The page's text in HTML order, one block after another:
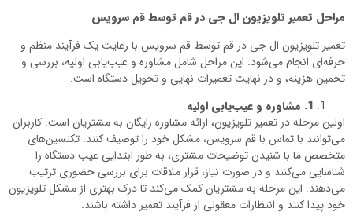
مراحل تعمیر تلویزیون ال جی در قم توسط قم سرویس
تعمیر تلویزیون ال جی در قم توسط قم سرویس با رعایت یک فرآیند منظم و
حرفه‌ای انجام می‌شود. این مراحل شامل مشاوره و عیب‌یابی اولیه، بررسی و
تخمین هزینه، و در نهایت تعمیرات نهایی و تحویل دستگاه است.
1
. مشاوره و عیب‌یابی اولیه
اولین مرحله در تعمیر تلویزیون، ارائه مشاوره رایگان به مشتریان است. کاربران
می‌توانند با تماس با قم سرویس، مشکل خود را توصیف کنند. تکنسین‌های
متخصص ما با شنیدن توضیحات مشتری، به طور ابتدایی عیب دستگاه را
شناسایی می‌کنند و در صورت نیاز، قرار ملاقات برای بررسی حضوری ترتیب
می‌دهند. این مرحله به مشتریان کمک می‌کند تا درک بهتری از مشکل تلویزیون
خود پیدا کنند و انتظارات معقولی از فرآیند تعمیر داشته باشند.